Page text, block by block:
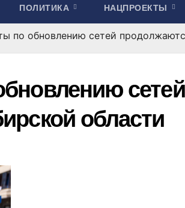
ПОЛИТИКА НАЦПРОЕКТЫ
по обновлению сетей
сетей
области